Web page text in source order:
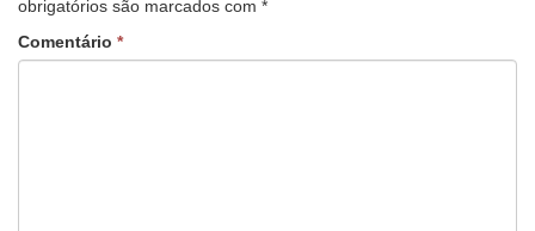
obrigatórios são marcados com *
Comentário *